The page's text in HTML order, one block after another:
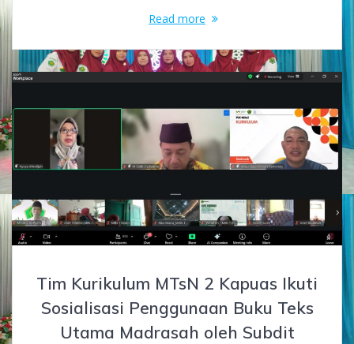
Read more
Tim Kurikulum MTsN 2 Kapuas Ikuti
Sosialisasi Penggunaan Buku Teks
Utama Madrasah oleh Subdit